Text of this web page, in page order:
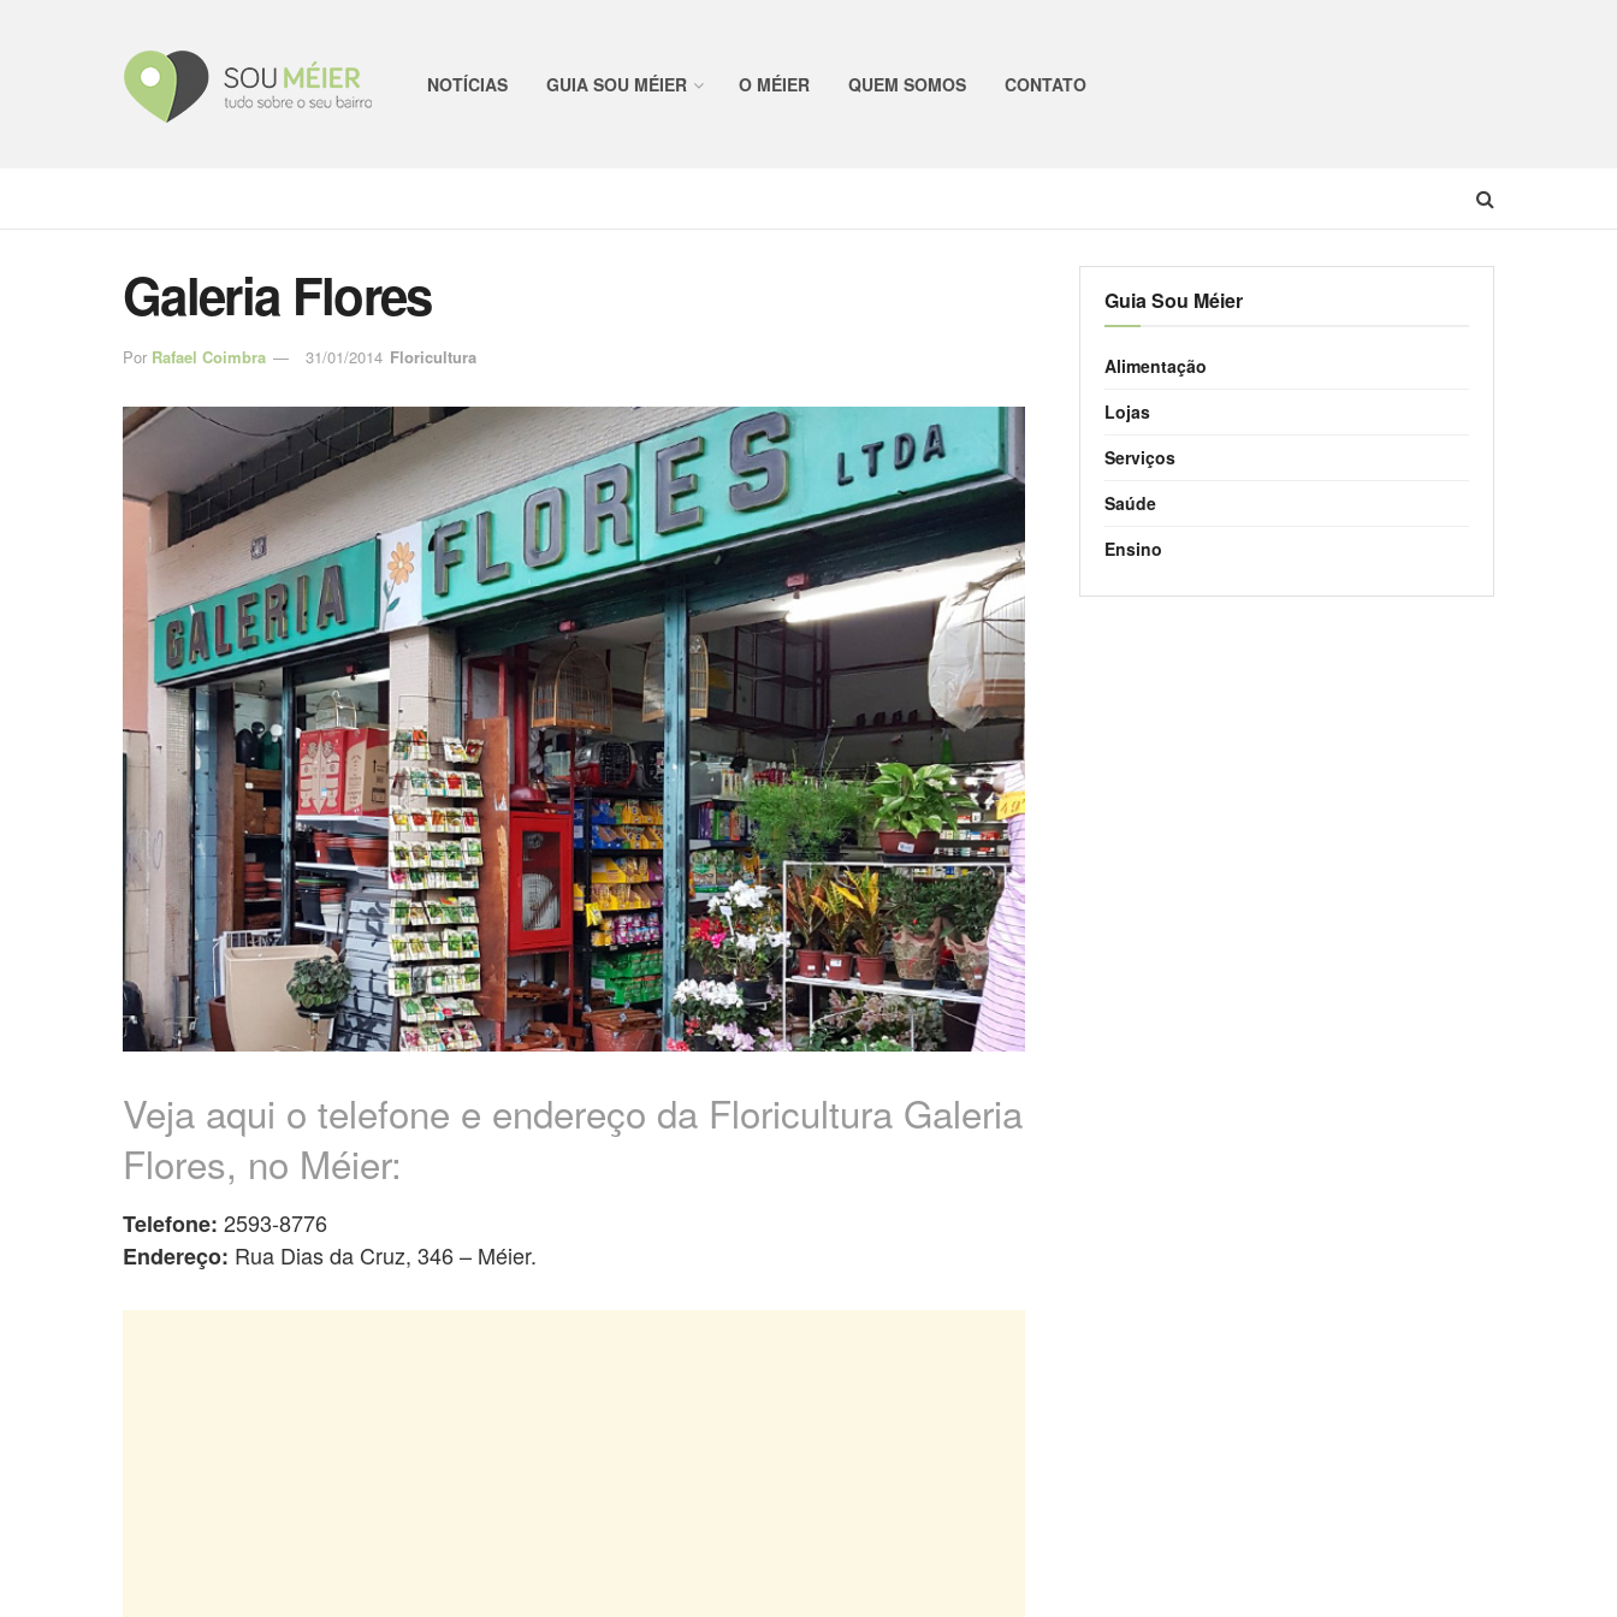
NOTÍCIAS GUIA SOU MÉIER O MÉIER QUEM SOMOS CONTATO
Galeria Flores
Por Rafael Coimbra 31/01/2014 Floricultura
Veja aqui o telefone e endereço da Floricultura Galeria
Flores, no Méier:
Telefone: 2593-8776
Endereço: Rua Dias da Cruz, 346 – Méier.
Guia Sou Méier
Alimentação
Lojas
Serviços
Saúde
Ensino